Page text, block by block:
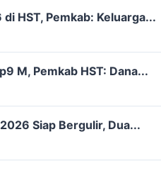
HST, Pemkab: Keluarga...
M, ‎Pemkab HST: Dana...
Siap ‎Bergulir, Dua...